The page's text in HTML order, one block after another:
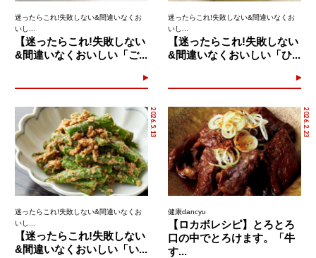
迷ったらこれ!失敗しない&間違いなくお
いし...
【迷ったらこれ!失敗しない
&間違いなくおいしい「ご...
迷ったらこれ!失敗しない&間違いなくお
いし...
【迷ったらこれ!失敗しない
&間違いなくおいしい「ひ...
2026.5.13
迷ったらこれ!失敗しない&間違いなくお
いし...
【迷ったらこれ!失敗しない
&間違いなくおいしい「い...
2026.2.23
健康dancyu
【ロカボレシピ】とろとろ
口の中でとろけます。「牛
す...